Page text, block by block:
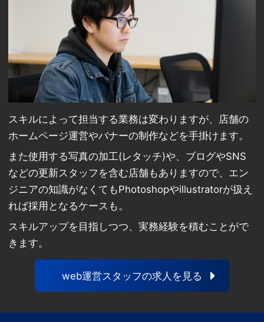
スキルによって担当する業務は変わりますが、店舗の
ホームページ運営やバナーの制作などを手掛けます。
また使用する写真の加工(レタッチ)や、ブログやSNS
などの更新スタッフを含む店舗もありますので、エン
ジニアの知識がなくてもPhotoshopやillustratorが扱え
れば採用となるケースも。
スキルアップを目指しつつ、実務経験を積むことがで
きます。
web運営スタッフの求人を見る